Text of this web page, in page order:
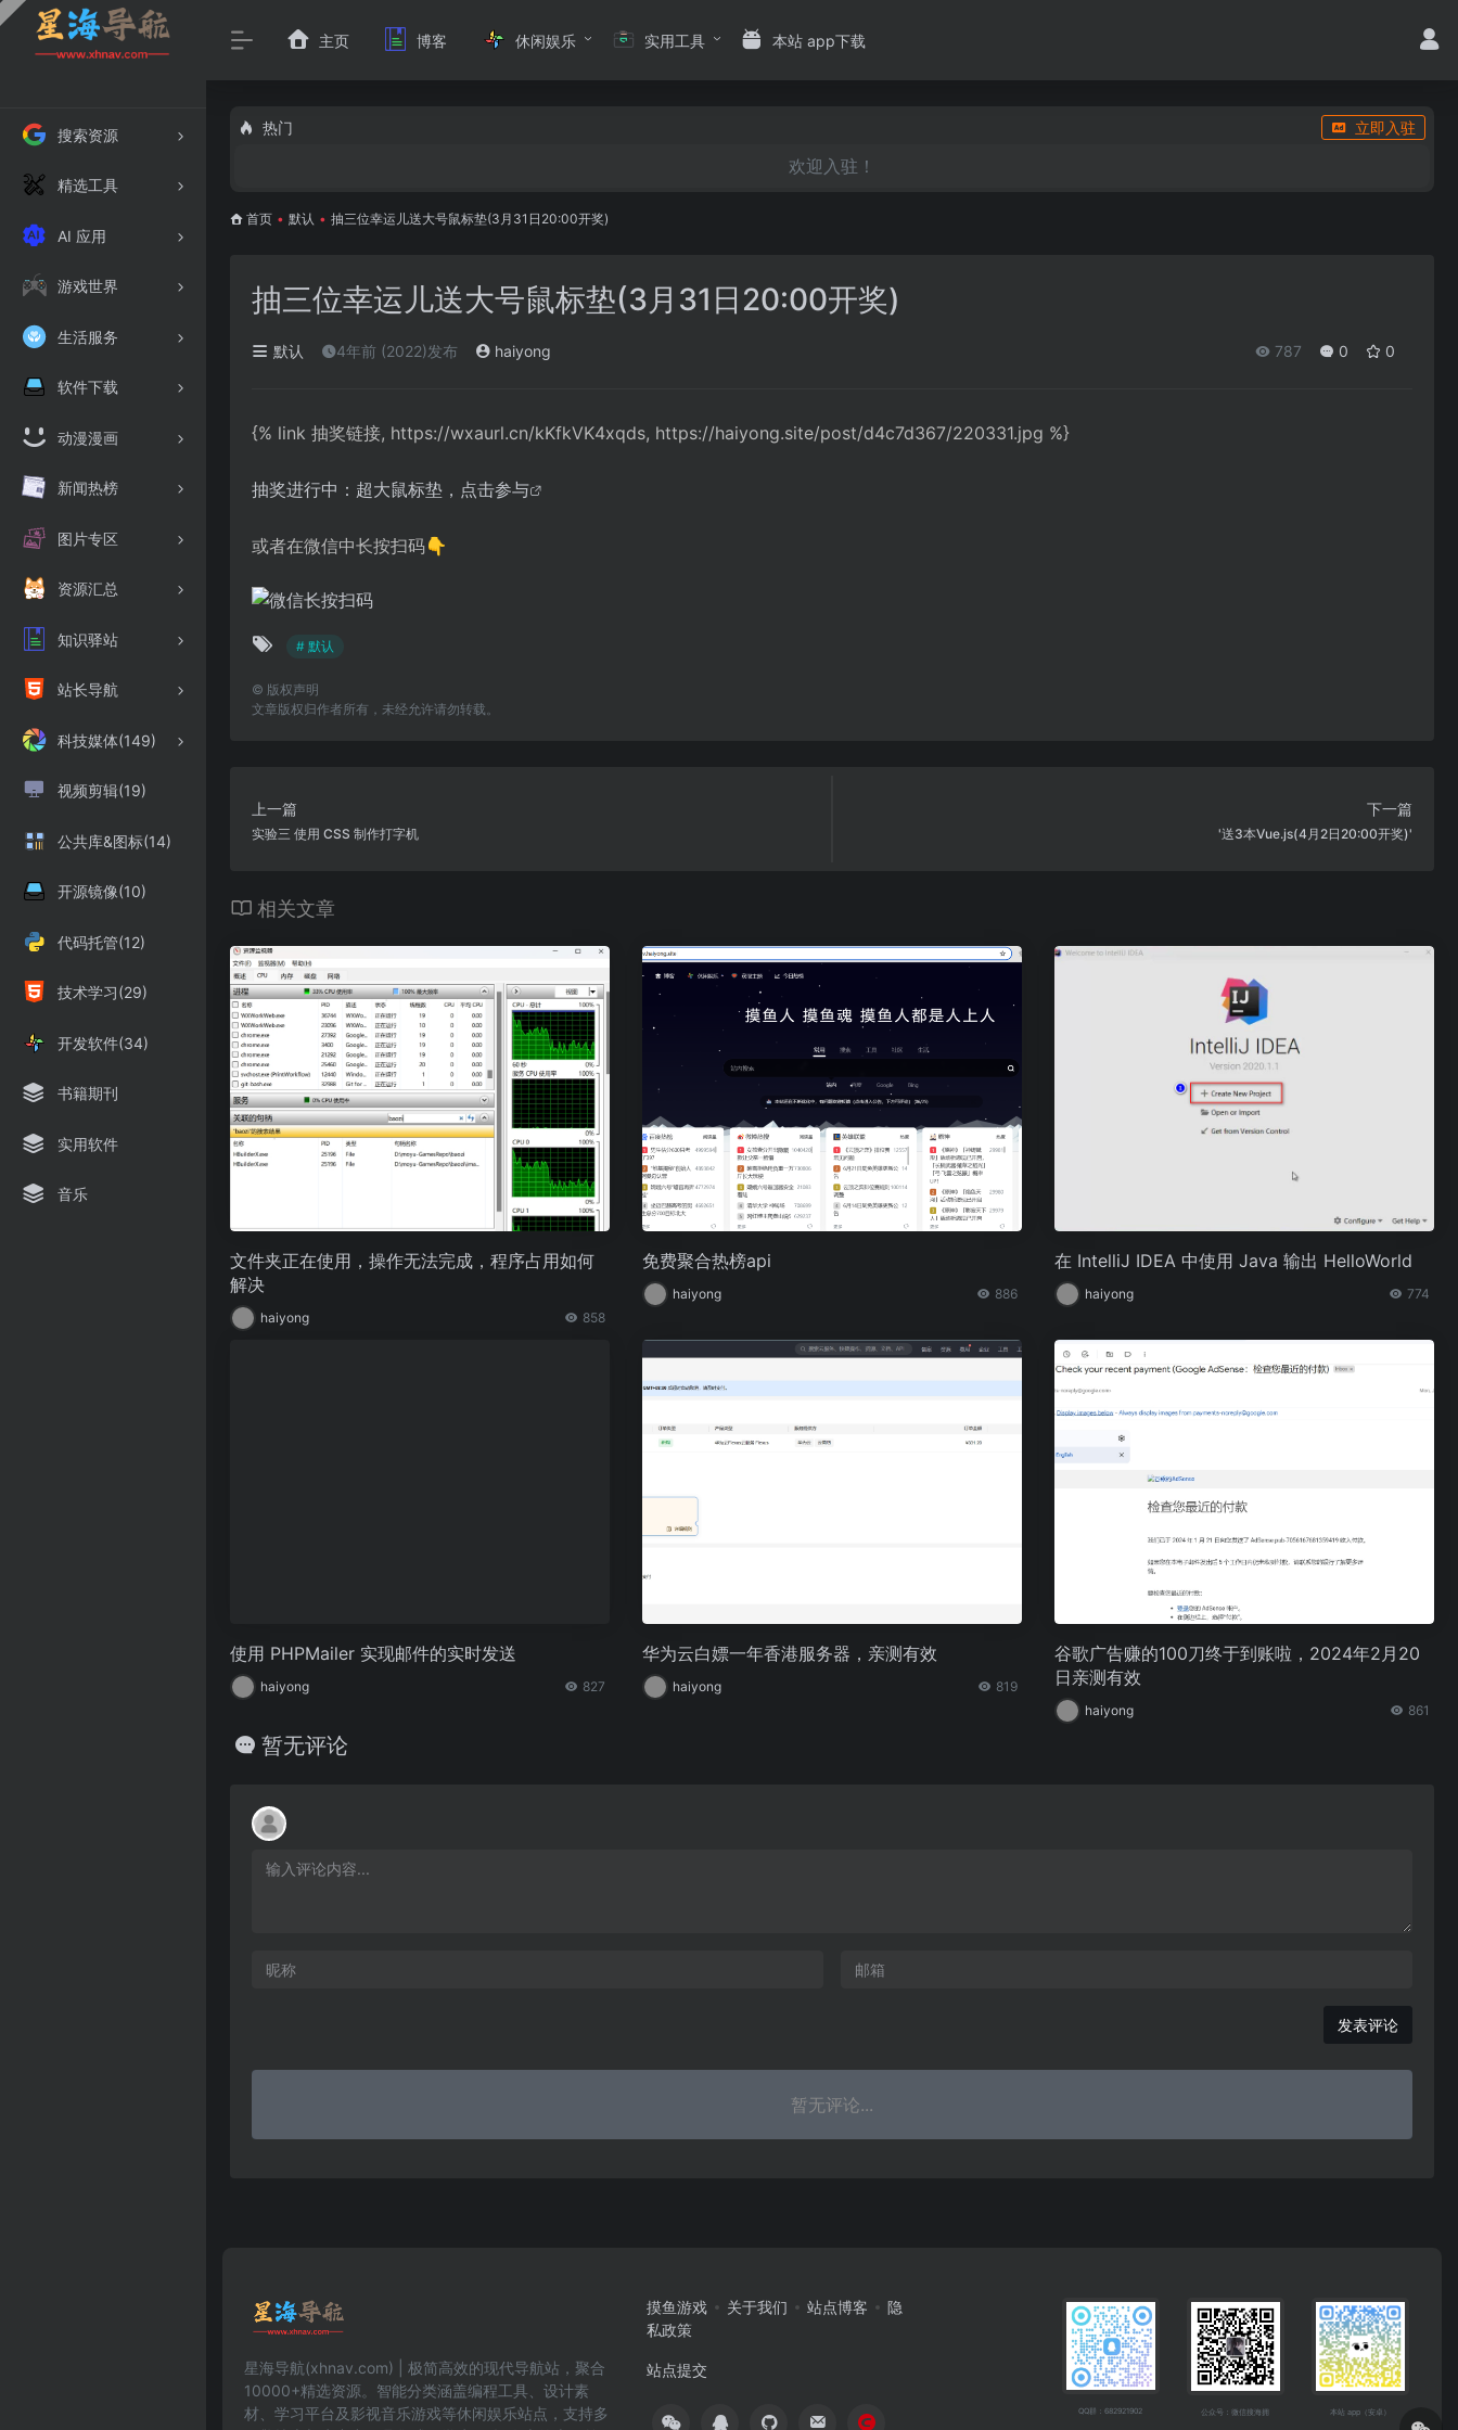
搜索资源
精选工具
AI 应用
游戏世界
生活服务
软件下载
动漫漫画
新闻热榜
图片专区
资源汇总
知识驿站
站长导航
科技媒体(149)
视频剪辑(19)
公共库&图标(14)
开源镜像(10)
代码托管(12)
技术学习(29)
开发软件(34)
书籍期刊
实用软件
音乐
主页 博客 休闲娱乐 实用工具 本站 app下载
热门 立即入驻
欢迎入驻！
首页 • 默认 • 抽三位幸运儿送大号鼠标垫(3月31日20:00开奖)
抽三位幸运儿送大号鼠标垫(3月31日20:00开奖)
默认 4年前 (2022)发布 haiyong 787 0 0
{% link 抽奖链接, https://wxaurl.cn/kKfkVK4xqds, https://haiyong.site/post/d4c7d367/220331.jpg %}
抽奖进行中：超大鼠标垫，点击参与
或者在微信中长按扫码👇
# 默认
© 版权声明
文章版权归作者所有，未经允许请勿转载。
上一篇
实验三 使用 CSS 制作打字机
下一篇
'送3本Vue.js(4月2日20:00开奖)'
相关文章
文件夹正在使用，操作无法完成，程序占用如何
解决
haiyong 858
免费聚合热榜api
haiyong 886
在 IntelliJ IDEA 中使用 Java 输出 HelloWorld
haiyong 774
使用 PHPMailer 实现邮件的实时发送
haiyong 827
华为云白嫖一年香港服务器，亲测有效
haiyong 819
谷歌广告赚的100刀终于到账啦，2024年2月20
日亲测有效
haiyong 861
暂无评论
发表评论
暂无评论...
星海导航(xhnav.com) | 极简高效的现代导航站，聚合
10000+精选资源。智能分类涵盖编程工具、设计素
材、学习平台及影视音乐游戏等休闲娱乐站点，支持多
摸鱼游戏 关于我们 站点博客
隐
私政策
站点提交
QQ群：682921902 公众号：微信搜海拥 本站 app（安卓）